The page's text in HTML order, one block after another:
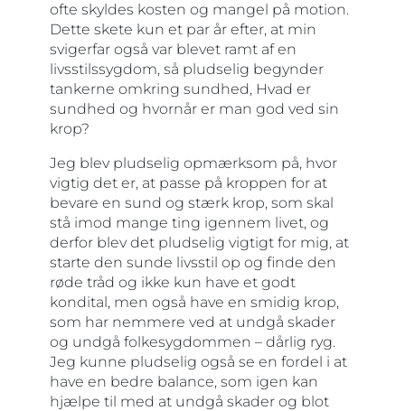
ofte skyldes kosten og mangel på motion.
Dette skete kun et par år efter, at min
svigerfar også var blevet ramt af en
livsstilssygdom, så pludselig begynder
tankerne omkring sundhed, Hvad er
sundhed og hvornår er man god ved sin
krop?
Jeg blev pludselig opmærksom på, hvor
vigtig det er, at passe på kroppen for at
bevare en sund og stærk krop, som skal
stå imod mange ting igennem livet, og
derfor blev det pludselig vigtigt for mig, at
starte den sunde livsstil op og finde den
røde tråd og ikke kun have et godt
kondital, men også have en smidig krop,
som har nemmere ved at undgå skader
og undgå folkesygdommen – dårlig ryg.
Jeg kunne pludselig også se en fordel i at
have en bedre balance, som igen kan
hjælpe til med at undgå skader og blot